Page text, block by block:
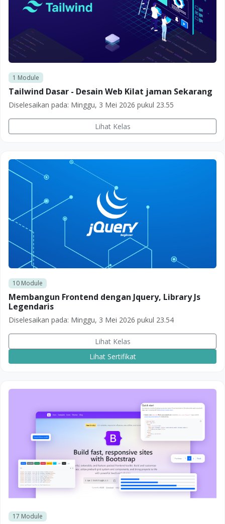
1 Module
Tailwind Dasar - Desain Web Kilat jaman Sekarang
Diselesaikan pada: Minggu, 3 Mei 2026 pukul 23.55
Lihat Kelas
10Module
Membangun Frontend dengan Jquery, Library Js
Legendaris
Diselesaikan pada: Minggu, 3 Mei 2026 pukul 23.54
Lihat Kelas
Lihat Sertifikat
17 Module